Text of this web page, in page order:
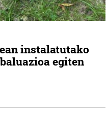
instalatutako
egiten